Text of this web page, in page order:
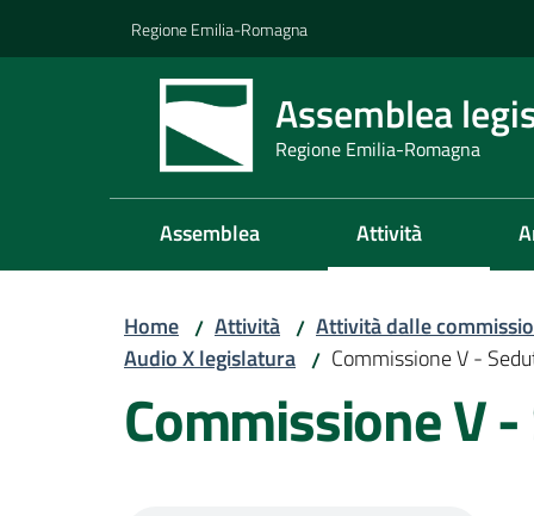
Regione Emilia-Romagna
Assemblea
Regione Emilia-Romagna
Assemblea Attività
Home / Attività / Attività dalle
Audio X legislatura / Commissione V -
Commissione V